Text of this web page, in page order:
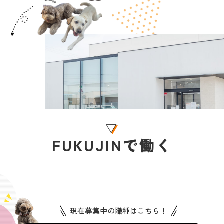
FUKUJINで働く
現在募集中の職種はこちら！